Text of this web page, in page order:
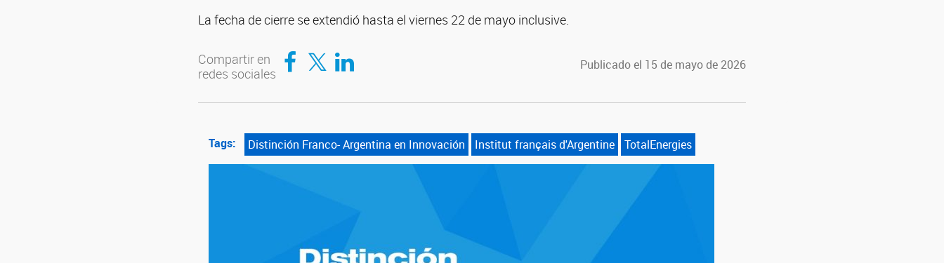
La fecha de cierre se extendió hasta el viernes 22 de mayo inclusive.
Compartir en
redes sociales
Compartir en Facebook
Compartir en TwitterCompartir en LinkedIn Publicado el 15 de mayo de 2026
Tags: Distinción Franco- Argentina en Innovación Institut français d'Argentine TotalEnergies